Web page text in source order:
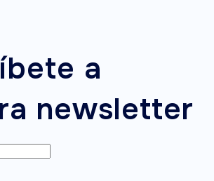
a
newsletter